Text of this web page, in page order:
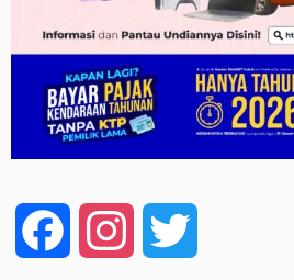
Facebook Instagram